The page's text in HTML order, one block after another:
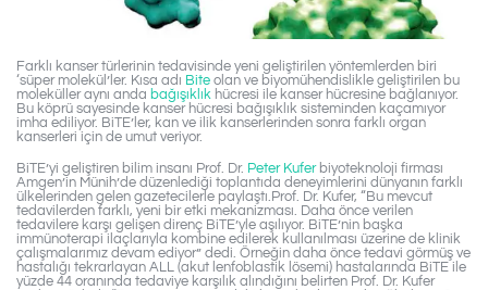
Farklı kanser türlerinin tedavisinde yeni geliştirilen yöntemlerden biri
‘süper molekül’ler. Kısa adı Bite olan ve biyomühendislikle geliştirilen bu
moleküller aynı anda bağışıklık hücresi ile kanser hücresine bağlanıyor.
Bu köprü sayesinde kanser hücresi bağışıklık sisteminden kaçamıyor
imha ediliyor. BiTE’ler, kan ve ilik kanserlerinden sonra farklı organ
kanserleri için de umut veriyor.
BiTE’yi geliştiren bilim insanı Prof. Dr. Peter Kuferbiyoteknoloji firması
Amgen’in Münih’de düzenlediği toplantıda deneyimlerini dünyanın farklı
ülkelerinden gelen gazetecilerle paylaştı.Prof. Dr. Kufer, “Bu mevcut
tedavilerden farklı, yeni bir etki mekanizması. Daha önce verilen
tedavilere karşı gelişen direnç BiTE’yle aşılıyor. BiTE’nin başka
immünoterapi ilaçlarıyla kombine edilerek kullanılması üzerine de klinik
çalışmalarımız devam ediyor” dedi. Örneğin daha önce tedavi görmüş ve
hastalığı tekrarlayan ALL (akut lenfoblastik lösemi) hastalarında BiTE ile
yüzde 44 oranında tedaviye karşılık alındığını belirten Prof. Dr. Kufer